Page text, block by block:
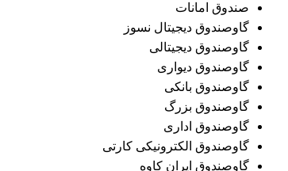
صندوق امانات
گاوصندوق دیجیتال نسوز
گاوصندوق دیجیتالی
گاوصندوق دیواری
گاوصندوق بانکی
گاوصندوق بزرگ
گاوصندوق اداری
گاوصندوق الکترونیکی کارتی
گاوصندوق ایران کاوه